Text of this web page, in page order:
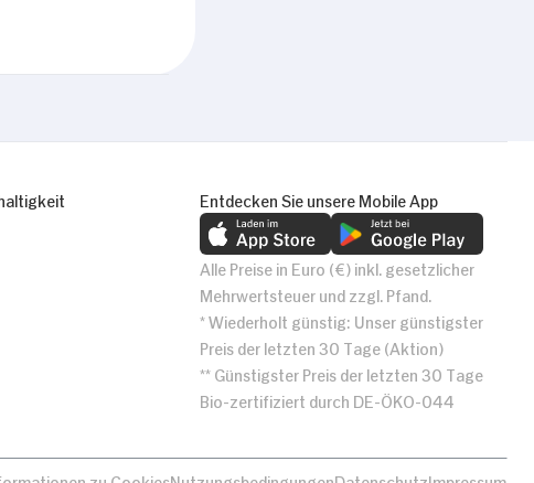
Entdecken Sie unsere Mobile App
Alle Preise in Euro (€) inkl. gesetzlicher
Mehrwertsteuer und zzgl. Pfand.
* Wiederholt günstig: Unser günstigster
Preis der letzten 30 Tage (Aktion)
** Günstigster Preis der letzten 30 Tage
Bio-zertifiziert durch DE-ÖKO-044